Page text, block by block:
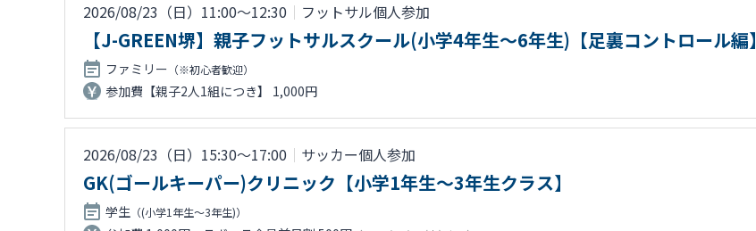
2026/08/23（日）11:00〜12:30 ｜ フットサル個人参加
【J-GREEN堺】親子フットサルスクール(小学4年生～6年生)【足裏コントロール編】
ファミリー （※初心者歓迎）
参加費【親子2人1組につき】 1,000円
2026/08/23（日）15:30〜17:00 ｜ サッカー個人参加
GK(ゴールキーパー)クリニック【小学1年生～3年生クラス】
学生 （(小学1年生～3年生)）